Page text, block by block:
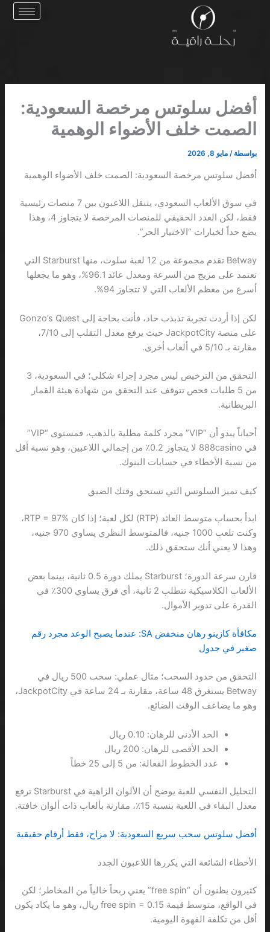
أفضل سلوتس مرخصة السعودية:
الصمت خلف الأضواء الوهمية
بواسطة /مايو 8, 2026
أفضل سلوتس مرخصة السعودية: الصمت خلف الأضواء الوهمية
في سوق الألعاب السعودي، يتنقل اللاعبون بين 7 منصات رئيسية
فقط، لكن العدد الحقيقي للمنصات المرخصة لا يتجاوز 4، وهذا
يضع حداً لخيارات “الاختيار الحر”.
Betway تقدم مجموعة من 12 لعبة سلوت، منها Starburst التي
تعتمد على مزيج من السرعة ومعدل عائد 96.1%، وهو ما يجعلها
أسرع من معظم الألعاب التي لا تتجاوز 94%.
لكن إذا أردت تجربة تذبذب حاد، فأنت بحاجة إلى Gonzo’s Quest
على منصة JackpotCity حيث يرفع معدل التقلب إلى 7/10،
مقارنة بـ 5/10 في ألعاب أخرى.
التحقق من الترخيص ليس مجرد إجراء شكلي؛ في السعودية، 3
من 5 طلبات فحص تتوقف عند التحقق من شهادة هيئة القمار
البريطانية.
أحياناً يبدو أن “VIP” مجرد كلمة مطلية بالذهب، فمستوى “VIP”
في 888casino لا يتجاوز 0.2٪ من إجمالي اللاعبين، وهو نسبة أقل
من نسبة الأخطاء في حسابات البنوك.
كيف تميز السلوتس التي تستحق وقتك الضيق
ابدأ بحساب متوسط العائد (RTP) لكل لعبة؛ إذا كان RTP = 97%،
وكنت تلعب 1000 جنيه، فالمتوسط النظري يساوي 970 جنيه،
وهذا لا يعني أنك ستحقق ذلك.
قارن سرعة الدورة؛ Starburst يملك دورة 0.5 ثانية، بينما بعض
الألعاب الكلاسيكية تتطلب 2 ثانية، أي فرق يساوي 300٪ في
القدرة على تدوير الأموال.
مكافأة كازينو رهان منخفض SA: عندما يصبح الوعد مجرد رقم
صغير في جدول
التحقق من حدود السحب؛ مثال عملي: سحب 500 ريال في
Betway يستغرق 48 ساعة، مقارنة بـ 24 ساعة في JackpotCity،
وهو ما يضاعف الوقت الضائع.
الحد الأدنى للرهان: 0.10 ريال
الحد الأقصى للرهان: 200 ريال
عدد الخطوط الفعالة: من 5 إلى 25 خطاً
التحليل النفسي للعبة يوضح أن الألوان الزاهية في Starburst ترفع
معدل البقاء في اللعبة بنسبة 15٪، مقارنة بألعاب ذات ألوان خافتة.
أفضل سلوتس سحب سريع السعودية: لا مزاح، فقط أرقام حقيقية
الأخطاء الشائعة التي يكررها اللاعبون الجدد
كثيرون يظنون أن “free spin” يعني ربحاً خالياً من المخاطر؛ لكن
في الواقع، متوسط قيمة free spin = 0.15 ريال، وهو ما يكاد يكون
أقل من تكلفة القهوة اليومية.